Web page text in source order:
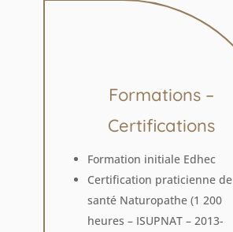
Formations –
Certifications
Formation initiale Edhec
Certification praticienne de
santé Naturopathe (1 200
heures – ISUPNAT – 2013-